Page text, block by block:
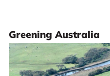
Greening Australia